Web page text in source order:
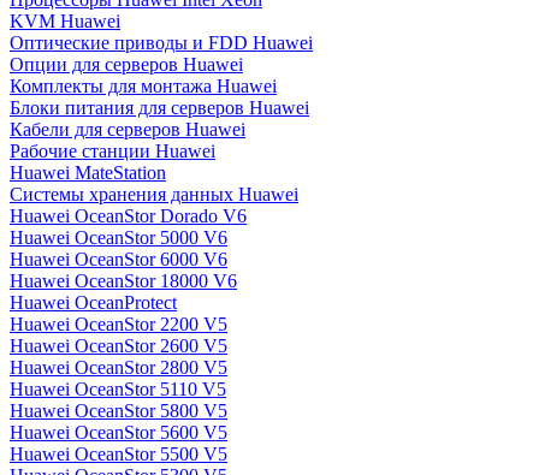
KVM Huawei
Оптические приводы и FDD Huawei
Опции для серверов Huawei
Комплекты для монтажа Huawei
Блоки питания для серверов Huawei
Кабели для серверов Huawei
Рабочие станции Huawei
Huawei MateStation
Системы хранения данных Huawei
Huawei OceanStor Dorado V6
Huawei OceanStor 5000 V6
Huawei OceanStor 6000 V6
Huawei OceanStor 18000 V6
Huawei OceanProtect
Huawei OceanStor 2200 V5
Huawei OceanStor 2600 V5
Huawei OceanStor 2800 V5
Huawei OceanStor 5110 V5
Huawei OceanStor 5800 V5
Huawei OceanStor 5600 V5
Huawei OceanStor 5500 V5